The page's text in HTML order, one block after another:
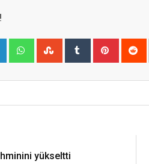
LinkedIn WhatsappStumbleUpon
Tumblr Pinterest
yükseltti